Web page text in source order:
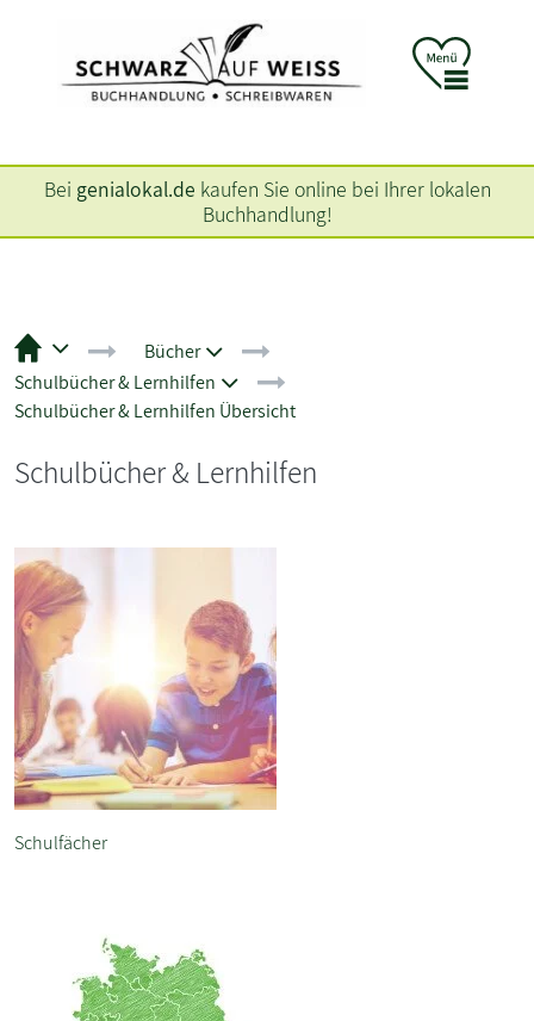
Bei genialokal.de kaufen Sie online bei Ihrer lokalen
Buchhandlung!
Bücher
Schulbücher & Lernhilfen
Schulbücher & Lernhilfen Übersicht
Schulbücher & Lernhilfen
Schulfächer